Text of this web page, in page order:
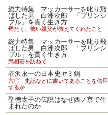
総力特集 マッカーサーを叱り飛
ばした男 白洲次郎 「プリンシ
プル」を貫く生き方
煙たく、怖い親父が教えてくれたこと
総力特集 マッカーサーを叱り飛
ばした男 白洲次郎 「プリンシ
プル」を貫く生き方
武相荘を訪ねて
谷沢永一の日本史ヤミ鍋
六〇 史記などに書いてあることを信用
するか
聖徳太子の伝説はなぜ西ノ京で生
まれたのか